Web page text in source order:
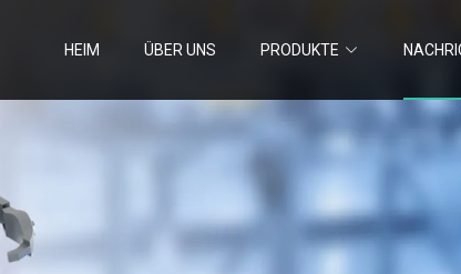
HEIM ÜBER UNS PRODUKTE